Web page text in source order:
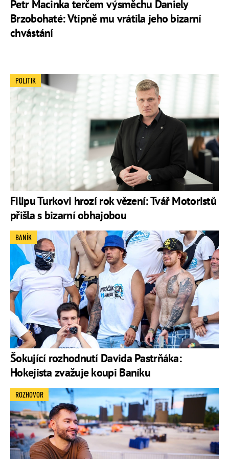
Petr Macinka terčem výsměchu Daniely
Brzobohaté: Vtipně mu vrátila jeho bizarní
chvástání
Filipu Turkovi hrozí rok vězení: Tvář Motoristů
přišla s bizarní obhajobou
POLITIK
Šokující rozhodnutí Davida Pastrňáka:
Hokejista zvažuje koupi Baníku
BANÍK
ROZHOVOR